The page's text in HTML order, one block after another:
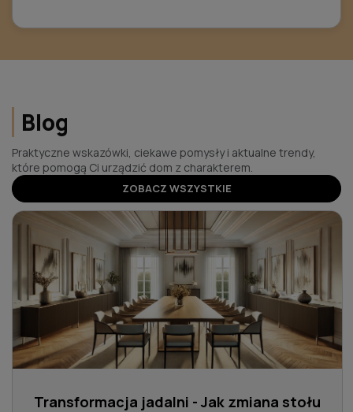
Blog
Praktyczne wskazówki, ciekawe pomysły i aktualne trendy,
które pomogą Ci urządzić dom z charakterem.
ZOBACZ WSZYSTKIE
Transformacja jadalni - Jak zmiana stołu